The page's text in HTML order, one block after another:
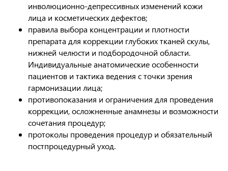
инволюционно-депрессивных изменений кожи
лица и косметических дефектов;
правила выбора концентрации и плотности
препарата для коррекции глубоких тканей скулы,
нижней челюсти и подбородочной области.
Индивидуальные анатомические особенности
пациентов и тактика ведения с точки зрения
гармонизации лица;
противопоказания и ограничения для проведения
коррекции, осложненные анамнезы и возможности
сочетания процедур;
протоколы проведения процедур и обязательный
постпроцедурный уход.